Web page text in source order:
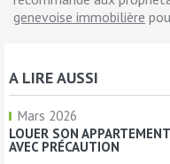
genevoise immobilière
A LIRE AUSSI
Mars 2026
LOUER SON
AVEC PRÉCAUTION